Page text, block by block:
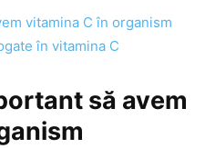
vitamina C în organism
în vitamina C
să avem